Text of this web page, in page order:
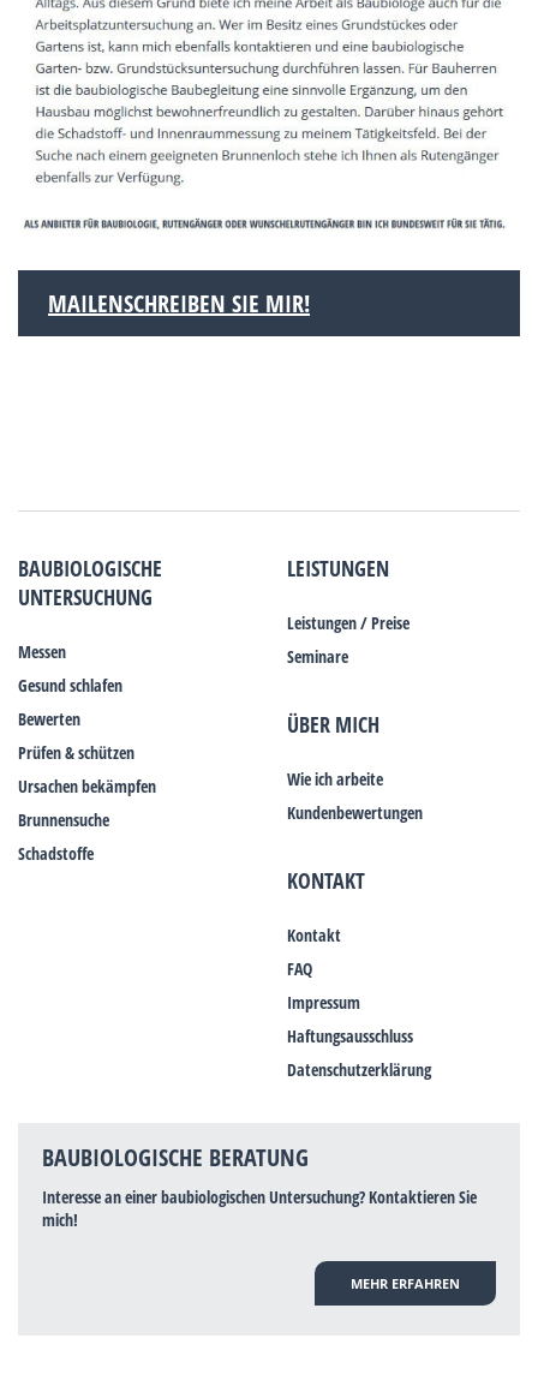
MAILENSCHREIBEN SIE MIR!
BAUBIOLOGISCHE
UNTERSUCHUNG
Messen
Gesund schlafen
Bewerten
Prüfen & schützen
Ursachen bekämpfen
Brunnensuche
Schadstoffe
LEISTUNGEN
Leistungen / Preise
Seminare
ÜBER MICH
Wie ich arbeite
Kundenbewertungen
KONTAKT
Kontakt
FAQ
Impressum
Haftungsausschluss
Datenschutzerklärung
BAUBIOLOGISCHE BERATUNG
Interesse an einer baubiologischen Untersuchung? Kontaktieren Sie
mich!
MEHR ERFAHREN